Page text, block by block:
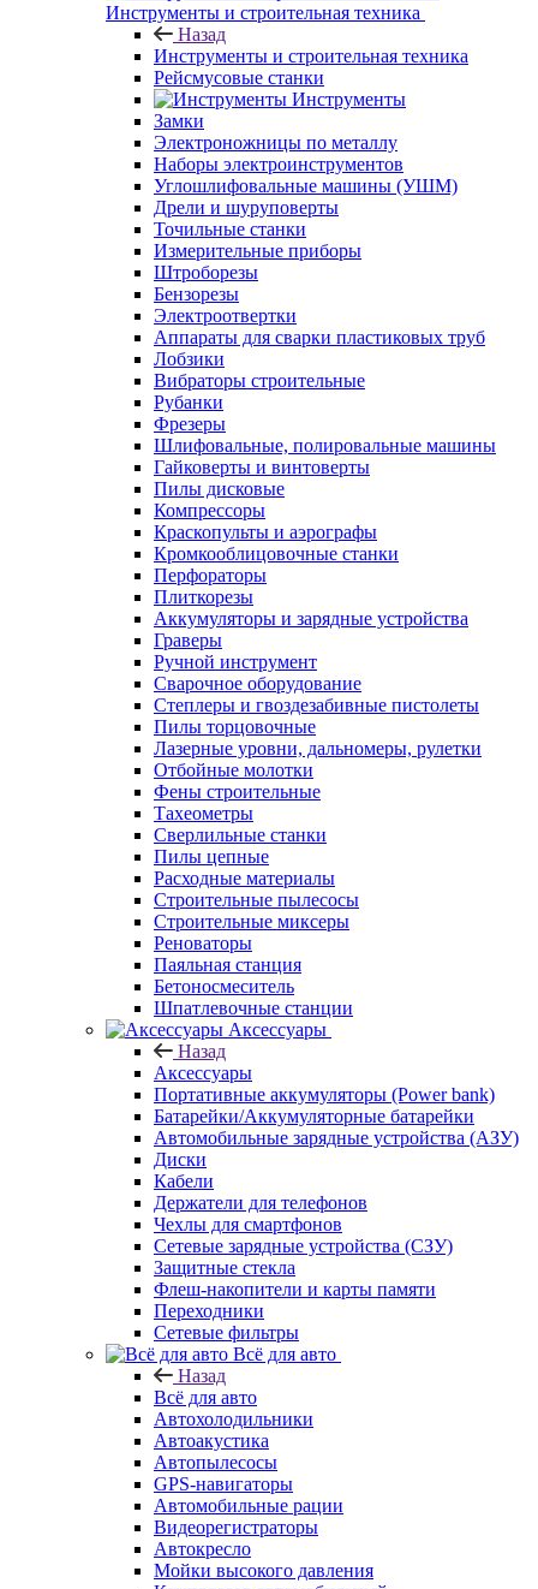
Инструменты и строительная техника
Назад
Инструменты и строительная техника
Рейсмусовые станки
Инструменты
Замки
Электроножницы по металлу
Наборы электроинструментов
Углошлифовальные машины (УШМ)
Дрели и шуруповерты
Точильные станки
Измерительные приборы
Штроборезы
Бензорезы
Электроотвертки
Аппараты для сварки пластиковых труб
Лобзики
Вибраторы строительные
Рубанки
Фрезеры
Шлифовальные, полировальные машины
Гайковерты и винтоверты
Пилы дисковые
Компрессоры
Краскопульты и аэрографы
Кромкооблицовочные станки
Перфораторы
Плиткорезы
Аккумуляторы и зарядные устройства
Граверы
Ручной инструмент
Сварочное оборудование
Степлеры и гвоздезабивные пистолеты
Пилы торцовочные
Лазерные уровни, дальномеры, рулетки
Отбойные молотки
Фены строительные
Тахеометры
Сверлильные станки
Пилы цепные
Расходные материалы
Строительные пылесосы
Строительные миксеры
Реноваторы
Паяльная станция
Бетоносмеситель
Шпатлевочные станции
Аксессуары
Назад
Аксессуары
Портативные аккумуляторы (Power bank)
Батарейки/Аккумуляторные батарейки
Автомобильные зарядные устройства (АЗУ)
Диски
Кабели
Держатели для телефонов
Чехлы для смартфонов
Сетевые зарядные устройства (СЗУ)
Защитные стекла
Флеш-накопители и карты памяти
Переходники
Сетевые фильтры
Всё для авто
Назад
Всё для авто
Автохолодильники
Автоакустика
Автопылесосы
GPS-навигаторы
Автомобильные рации
Видеорегистраторы
Автокресло
Мойки высокого давления